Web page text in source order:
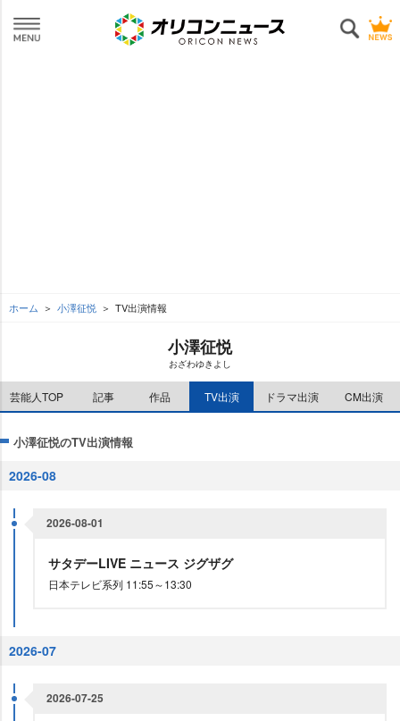
ホーム 小澤征悦 TV出演情報
小澤征悦
おざわゆきよし
芸能人TOP 記事 作品 TV出演 ドラマ出演 CM出演
小澤征悦のTV出演情報
2026-08
2026-08-01
サタデーLIVE ニュース ジグザグ
日本テレビ系列 11:55～13:30
2026-07
2026-07-25